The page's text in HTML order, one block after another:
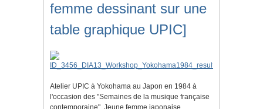
femme dessinant sur une
table graphique UPIC]
Atelier UPIC à Yokohama au Japon en 1984 à
l'occasion des "Semaines de la musique française
contemporaine". Jeune femme japonaise